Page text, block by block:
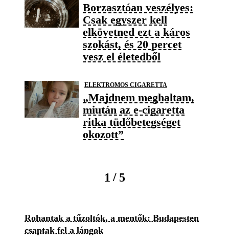
Borzasztóan veszélyes:
Csak egyszer kell
elkövetned ezt a káros
szokást, és 20 percet
vesz el életedből
ELEKTROMOS CIGARETTA
„Majdnem meghaltam,
miután az e-cigaretta
ritka tüdőbetegséget
okozott”
1 / 5
Rohantak a tűzoltók, a mentők: Budapesten
csaptak fel a lángok